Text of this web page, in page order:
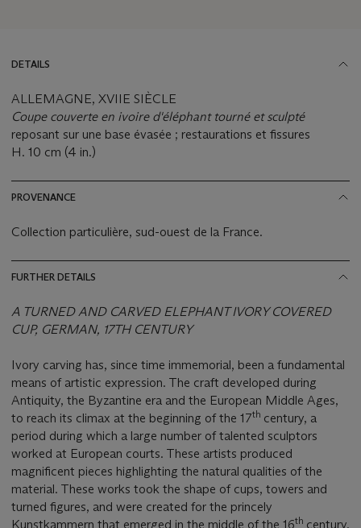
DETAILS
ALLEMAGNE, XVIIE SIÈCLE
Coupe couverte en ivoire d'éléphant tourné et sculpté
reposant sur une base évasée ; restaurations et fissures
H. 10 cm (4 in.)
PROVENANCE
Collection particulière, sud-ouest de la France.
FURTHER DETAILS
A TURNED AND CARVED ELEPHANT IVORY COVERED
CUP, GERMAN, 17TH CENTURY
Ivory carving has, since time immemorial, been a fundamental
means of artistic expression. The craft developed during
Antiquity, the Byzantine era and the European Middle Ages,
to reach its climax at the beginning of the 17th century, a
period during which a large number of talented sculptors
worked at European courts. These artists produced
magnificent pieces highlighting the natural qualities of the
material. These works took the shape of cups, towers and
turned figures, and were created for the princely
Kunstkammern that emerged in the middle of the 16th century.